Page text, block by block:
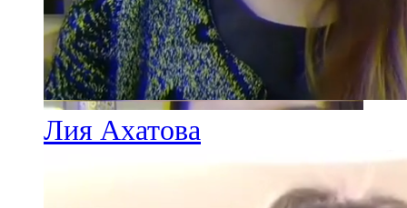
Лия Ахатова